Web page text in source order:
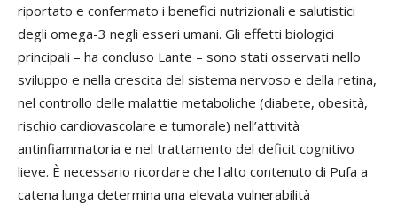
riportato e confermato i benefici nutrizionali e salutistici
degli omega-3 negli esseri umani. Gli effetti biologici
principali – ha concluso Lante – sono stati osservati nello
sviluppo e nella crescita del sistema nervoso e della retina,
nel controllo delle malattie metaboliche (diabete, obesità,
rischio cardiovascolare e tumorale) nell’attività
antinfiammatoria e nel trattamento del deficit cognitivo
lieve. È necessario ricordare che l'alto contenuto di Pufa a
catena lunga determina una elevata vulnerabilità